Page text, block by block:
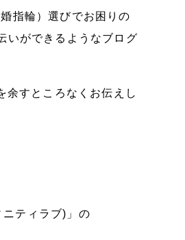
指輪）選びでお困りの
いができるようなブログ
余すところなくお伝えし
ティラブ)」の